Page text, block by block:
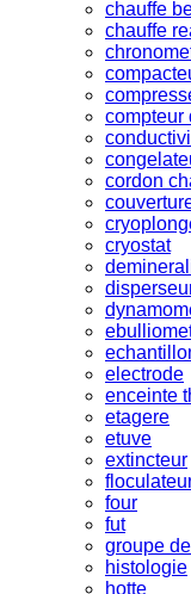
chauffe
chauffe
compteur
cordon
cryostat
electrode
enceinte
etagere
etuve
extincteur
four
fut
groupe
histologie
hotte